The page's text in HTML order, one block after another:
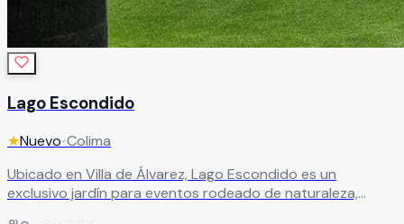
Lago Escondido
★Nuevo•Colima
Ubicado en Villa de Álvarez, Lago Escondido es un
exclusivo jardín para eventos rodeado de naturaleza,